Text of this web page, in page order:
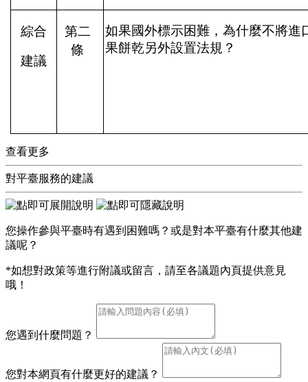
綜合
建議
第二
條
如果國外標示困難，為什麼不將進
果餅乾另外設置法規？
查看更多
對平臺服務的建議
您操作參與平臺時有遇到困難嗎？或是對本平臺有什麼其他建
議呢？
*如想對政策等進行附議或留言，請至各議題內頁提供意見
哦！
您遇到什麼問題？
您對本網頁有什麼更好的建議？